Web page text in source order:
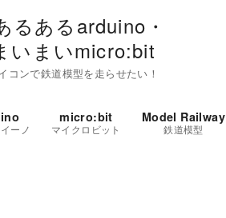
コンで鉄道模型を走らせたい！
ーノ
micro:bit
マイクロビット
Model Railway
鉄道模型